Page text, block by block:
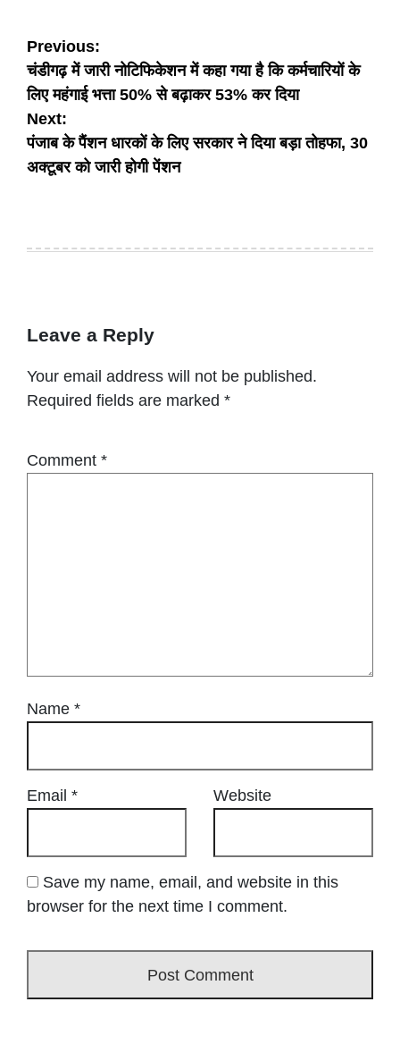
Post
navigation
Previous:
चंडीगढ़ में जारी नोटिफिकेशन में कहा गया है कि कर्मचारियों के
लिए महंगाई भत्ता 50% से बढ़ाकर 53% कर दिया
Next:
पंजाब के पैंशन धारकों के लिए सरकार ने दिया बड़ा तोहफा, 30
अक्टूबर को जारी होगी पेंशन
Leave a Reply
Your email address will not be published.
Required fields are marked *
Comment *
Name *
Email * Website
Save my name, email, and website in this
browser for the next time I comment.